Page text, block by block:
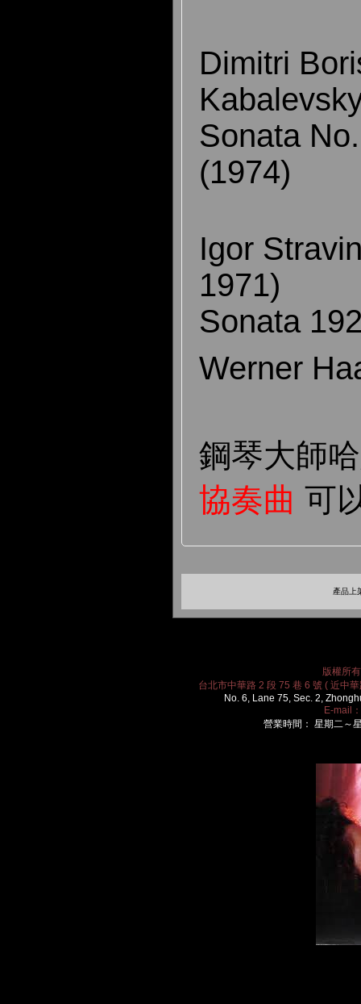
Dimitri
Sonata
(1974)
Igor
1971)
Sonata
Werner
鋼琴大師
協奏曲 可
產品上
版權所
台北市中華路 2 段 75 巷 6 號 ( 近中
No. 6, Lane 75, Sec. 2,
E-mail：
營業時間： 星期二～